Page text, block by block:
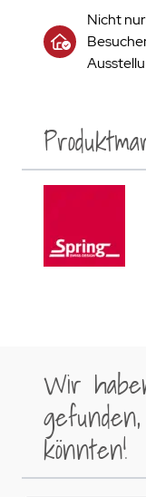
Nicht
Wir
könnten!